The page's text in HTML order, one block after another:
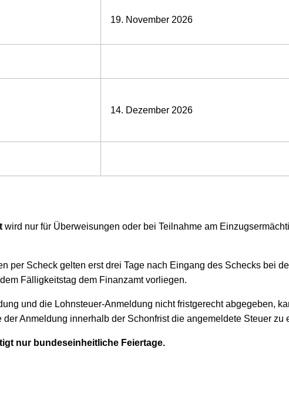
19. November 2026
14. Dezember 2026
wird nur für Überweisungen oder bei Teilnahme am
per Scheck gelten erst drei Tage nach Eingang des Schecks bei
Fälligkeitstag dem Finanzamt vorliegen.
und die Lohnsteuer-Anmeldung nicht fristgerecht abgegeben,
Anmeldung innerhalb der Schonfrist die angemeldete Steuer
nur bundeseinheitliche Feiertage.